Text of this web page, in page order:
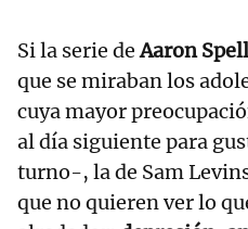
Si la serie deAaron
que se miraban los
cuya mayor
al día siguiente para
turno-, la de Sam
que no quieren ver lo